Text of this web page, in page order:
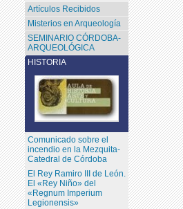
Artículos Recibidos
Misterios en Arqueología
SEMINARIO CÓRDOBA-
ARQUEOLÓGICA
HISTORIA
Comunicado sobre el
incendio en la Mezquita-
Catedral de Córdoba
El Rey Ramiro III de León.
El «Rey Niño» del
«Regnum Imperium
Legionensis»